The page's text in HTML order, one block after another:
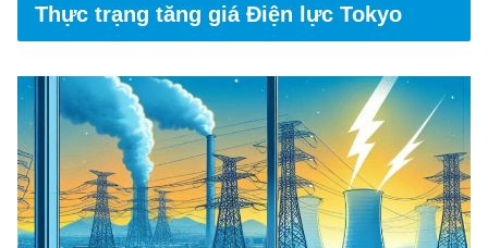
Thực trạng tăng giá Điện lực Tokyo